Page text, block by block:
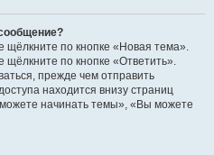
по кнопке «Новая тема».
по кнопке «Ответить».
прежде чем отправить
находится внизу страниц
начинать темы», «Вы можете